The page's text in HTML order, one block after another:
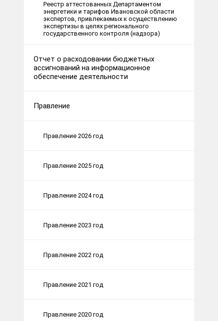
Реестр аттестованных Департаментом
энергетики и тарифов Ивановской области
экспертов, привлекаемых к осуществлению
экспертизы в целях регионального
государственного контроля (надзора)
Отчет о расходовании бюджетных
ассигнований на информационное
обеспечение деятельности
Правление
Правление 2026 год
Правление 2025 год
Правление 2024 год
Правление 2023 год
Правление 2022 год
Правление 2021 год
Правление 2020 год